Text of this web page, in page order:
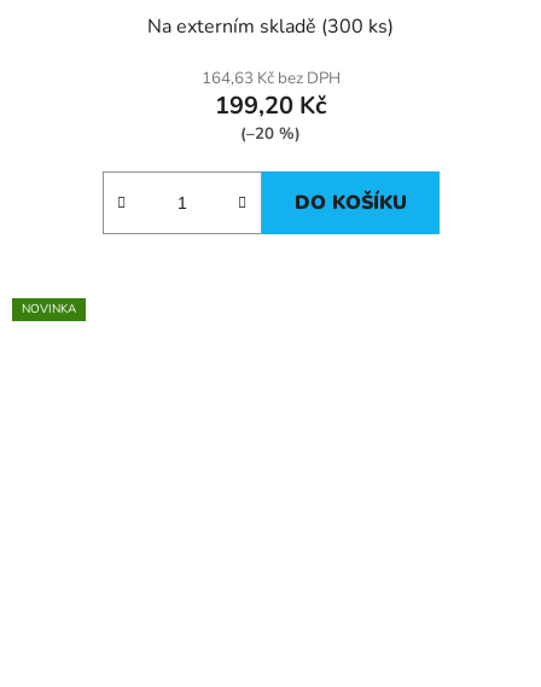
Na externím skladě (300 ks)
164,63 Kč bez DPH
199,20 Kč
(–20 %)
DO KOŠÍKU
NOVINKA